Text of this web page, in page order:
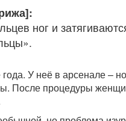
ног и
У неё в арсенале –
После процедуры